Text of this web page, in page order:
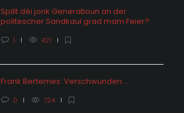
Spillt déi jonk Generatioun an der
politescher Sandkaul grad mam Feier?
1 421
Frank Bertemes: Verschwunden….
0 724